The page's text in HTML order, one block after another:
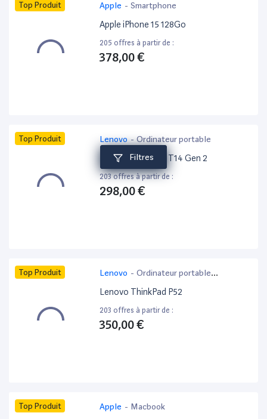
Filtres
Top Produit Apple - Smartphone
Apple iPhone 15 128Go
205 offres à partir de :
378,00 €
Top Produit Lenovo- Ordinateur portable
Lenovo ThinkPad T14 Gen 2
203 offres à partir de :
298,00 €
Top Produit Lenovo - Ordinateur portable
bureautique
Lenovo ThinkPad P52
203 offres à partir de :
350,00 €
Top Produit Apple - Macbook